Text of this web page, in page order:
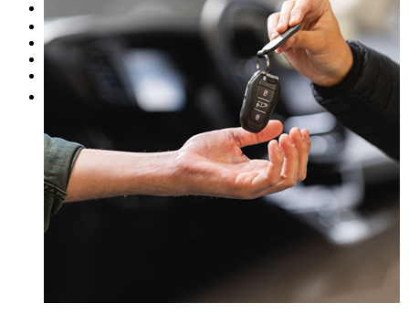
Top Angebote
Werkstatt
Fahrzeug verkaufen